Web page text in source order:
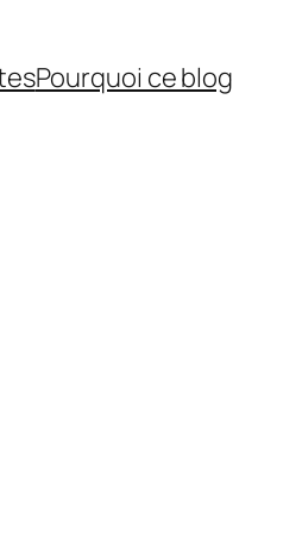
Pourquoi ce blog